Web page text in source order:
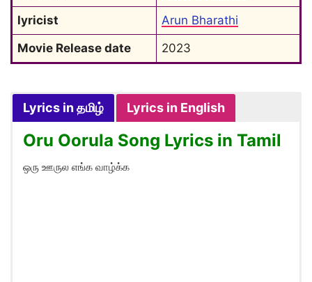
lyricist
Arun Bharathi
Movie Release date
2023
Lyrics in தமிழ் Lyrics in English
Oru Oorula Song Lyrics in Tamil
ஒரு ஊருல எங்க வாழ்க்க